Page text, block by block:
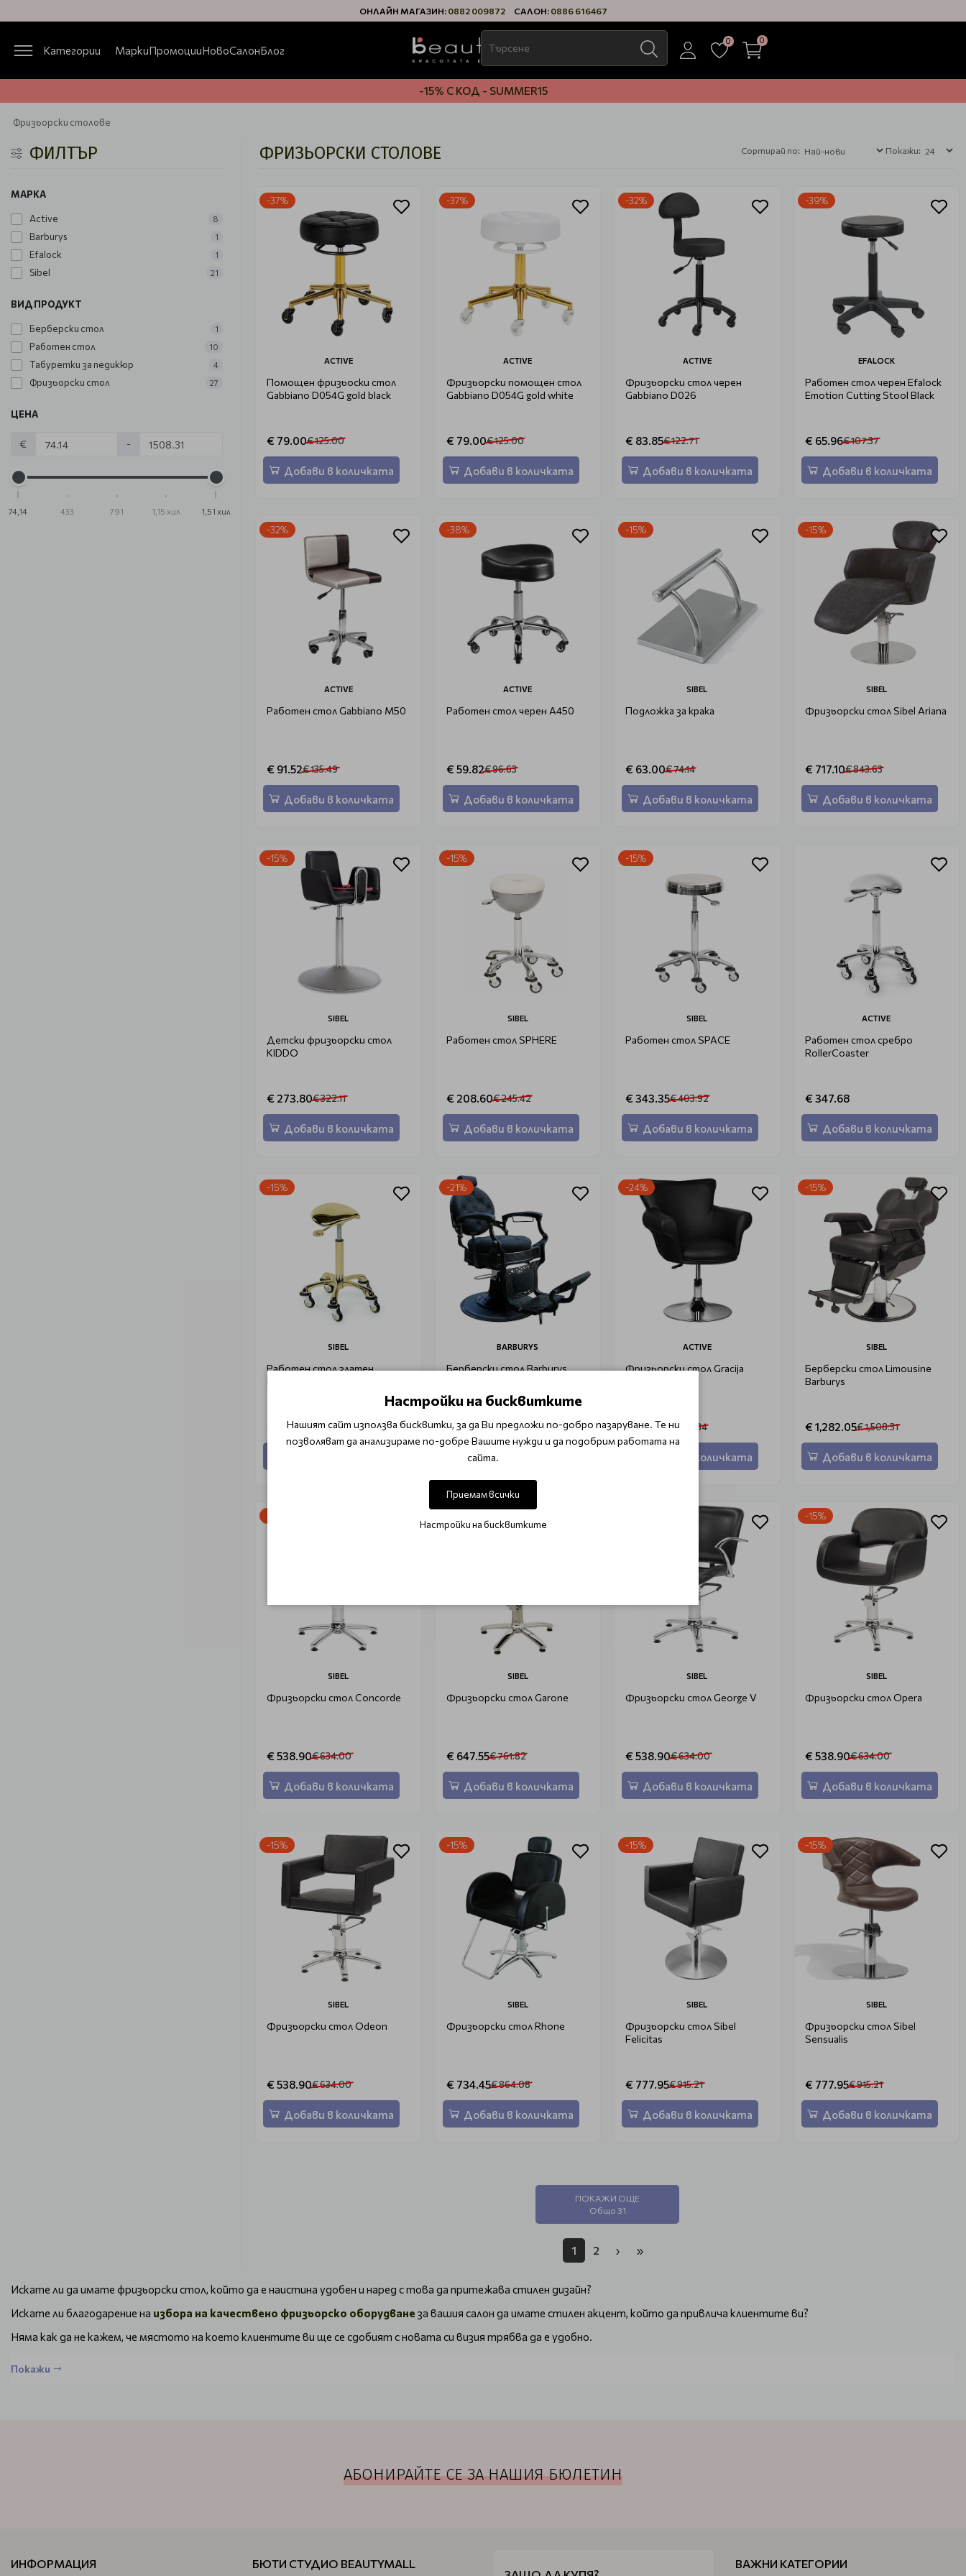
ОНЛАЙН МАГАЗИН: 0882 009872 САЛОН: 0886 616467
Категории МаркиПромоцииНовоСалонБлог
0 0
-15% С КОД - SUMMER15
Фризьорски столове
ФИЛТЪР
МАРКА
Active 8
Barburys 1
Efalock 1
Sibel 21
ВИД ПРОДУКТ
Берберски стол 1
Работен стол 10
Табуретки за педикюр 4
Фризьорски стол 27
ЦЕНА
€ -
74,14 433 791 1,15 хил 1,51 хил
ФРИЗЬОРСКИ СТОЛОВЕ Сортирай по: Покажи:
-37%
ACTIVE
Помощен фризьоски стол
Gabbiano D054G gold black
€ 79.00€ 125.00
Добави в количката
-37%
ACTIVE
Фризьорски помощен стол
Gabbiano D054G gold white
€ 79.00€ 125.00
Добави в количката
-32%
ACTIVE
Фризьорски стол черен
Gabbiano D026
€ 83.85€ 122.71
Добави в количката
-39%
EFALOCK
Работен стол черен Efalock
Emotion Cutting Stool Black
€ 65.96€ 107.37
Добави в количката
-32%
ACTIVE
Работен стол Gabbiano M50
€ 91.52€ 135.49
Добави в количката
-38%
ACTIVE
Работен стол черен A450
€ 59.82€ 96.63
Добави в количката
-15%
SIBEL
Подложка за крака
€ 63.00€ 74.14
Добави в количката
-15%
SIBEL
Фризьорски стол Sibel Ariana
€ 717.10€ 843.63
Добави в количката
-15%
SIBEL
Детски фризьорски стол
KIDDO
€ 273.80€ 322.11
Добави в количката
-15%
SIBEL
Работен стол SPHERE
€ 208.60€ 245.42
Добави в количката
-15%
SIBEL
Работен стол SPACE
€ 343.35€ 403.92
Добави в количката
ACTIVE
Работен стол сребро
RollerCoaster
€ 347.68
Добави в количката
-15%
SIBEL
Работен стол златен
RollerCoaster
€ 295.55€ 347.68
-21%
BARBURYS
Берберски стол Barburys
€ 1,066.04€ 1,354.92
Добави в количката
-24%
ACTIVE
Фризьорски стол Gracija
€ 253.09€ 332.34
Добави в количката
-15%
SIBEL
Берберски стол Limousine
Barburys
€ 1,282.05€ 1,508.31
Добави в количката
SIBEL
Фризьорски стол Concorde
€ 538.90€ 634.00
Добави в количката
SIBEL
Фризьорски стол Garone
€ 647.55€ 761.82
Добави в количката
SIBEL
Фризьорски стол George V
€ 538.90€ 634.00
Добави в количката
-15%
SIBEL
Фризьорски стол Opera
€ 538.90€ 634.00
Добави в количката
-15%
SIBEL
Фризьорски стол Odeon
€ 538.90€ 634.00
Добави в количката
-15%
SIBEL
Фризьорски стол Rhone
€ 734.45€ 864.08
Добави в количката
-15%
SIBEL
Фризьорски стол Sibel
Felicitas
€ 777.95€ 915.21
Добави в количката
-15%
SIBEL
Фризьорски стол Sibel
Sensualis
€ 777.95€ 915.21
Добави в количката
ПОКАЖИ ОЩЕ
Общо 31
1 2 › »
Искате ли да имате фризьорски стол, който да е наистина удобен и наред с това да притежава стилен дизайн?
Искате ли благодарение на избора на качествено фризьорско оборудване за вашия салон да имате стилен акцент, който да привлича клиентите ви?
Няма как да не кажем, че мястото на което клиентите ви ще се сдобият с новата си визия трябва да е удобно.
Ако тапицерията е от плат, той скоро ще се изцапа и още по-лошо – възможно е да се захаби и да не изглежда добре.
Покажи
АБОНИРАЙТЕ СЕ ЗА НАШИЯ БЮЛЕТИН
ИНФОРМАЦИЯ БЮТИ СТУДИО BEAUTYMALL ВАЖНИ КАТЕГОРИИ
Настройки на бисквитките
Нашият сайт използва бисквитки, за да Ви предложи по-добро пазаруване. Те ни
позволяват да анализираме по-добре Вашите нужди и да подобрим работата на
сайта.
Приемам всички
Настройки на бисквитките